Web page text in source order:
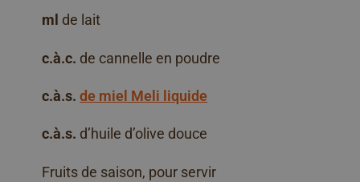
ml de lait
c.à.c. de cannelle en poudre
c.à.s. de miel Meli liquide
c.à.s. d’huile d’olive douce
Fruits de saison, pour servir